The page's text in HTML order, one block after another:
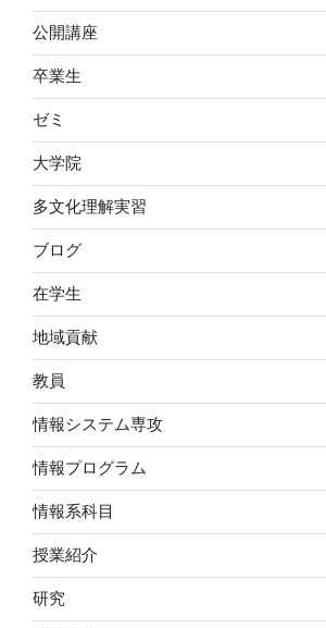
公開講座
卒業生
ゼミ
大学院
多文化理解実習
ブログ
在学生
地域貢献
教員
情報システム専攻
情報プログラム
情報系科目
授業紹介
研究